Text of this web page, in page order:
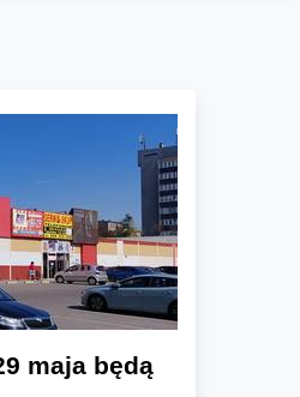
maja będą